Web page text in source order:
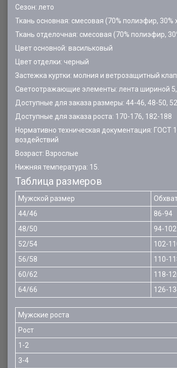
Сезон: лето
Ткань основная: смесовая (70% полиэфир,
Ткань отделочная: смесовая (70% полиэфир,
Цвет основной: васильковый
Цвет отделки: черный
Застежка куртки: молния и ветрозащитный
Светоотражающие элементы: лента шириной
Доступные для заказа размеры: 44-46, 48-50,
Доступные для заказа роста: 170-176, 182-188
Нормативно техническая документация:
воздействий
Возраст: Взрослые
Нижняя температура: 15.
Таблица размеров
Мужской размер
44/46
86-94
48/50
94-102
52/54
102-
56/58
110-
60/62
118-
64/66
126-
Мужские роста
Рост
1-2
3-4